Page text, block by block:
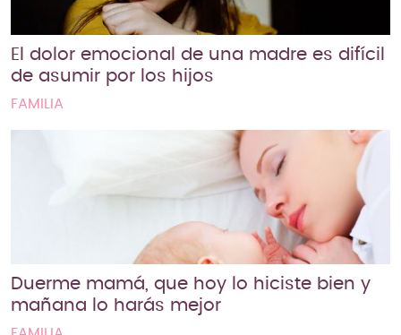
El dolor emocional de una madre es difícil
de asumir por los hijos
FAMILIA
Duerme mamá, que hoy lo hiciste bien y
mañana lo harás mejor